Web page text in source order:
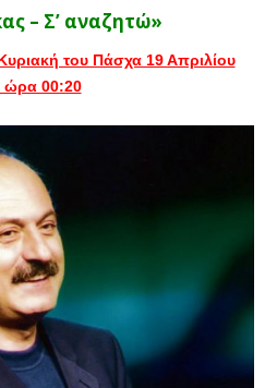
– Σ’ αναζητώ»
του Πάσχα 19 Απριλίου
ώρα 00:20